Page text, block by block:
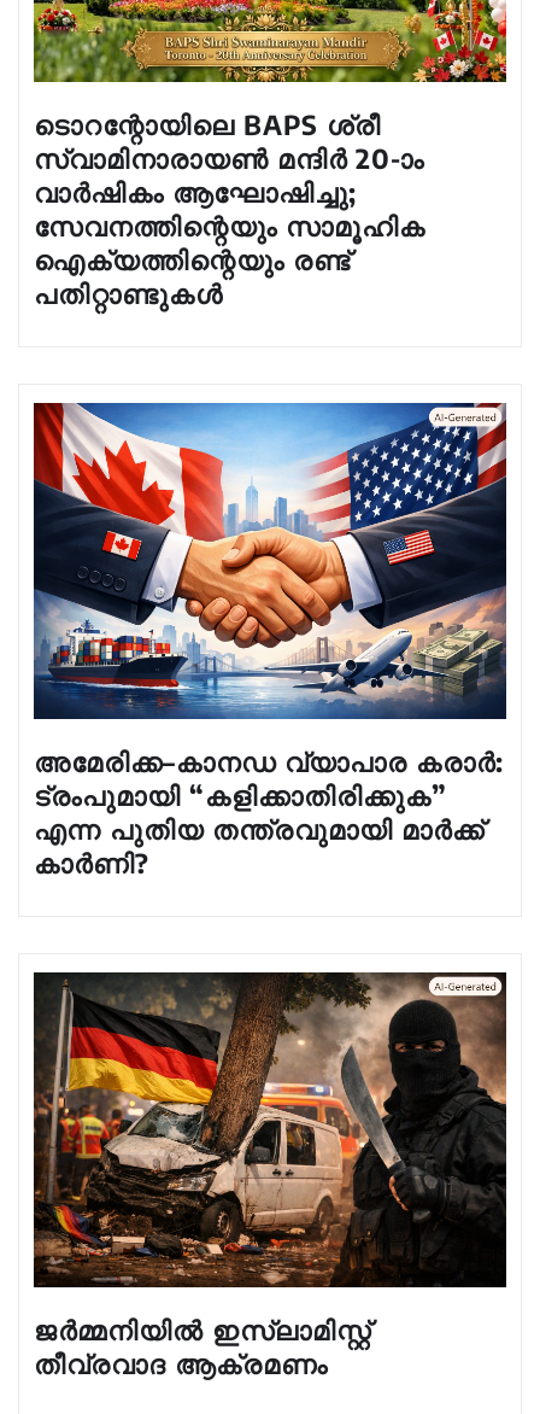
ടൊറന്റോയിലെ BAPS ശ്രീ
സ്വാമിനാരായൺ മന്ദിർ 20-ാം
വാർഷികം ആഘോഷിച്ചു;
സേവനത്തിന്റെയും സാമൂഹിക
ഐക്യത്തിന്റെയും രണ്ട്
പതിറ്റാണ്ടുകൾ
അമേരിക്ക–കാനഡ വ്യാപാര കരാർ:
ട്രംപുമായി “കളിക്കാതിരിക്കുക”
എന്ന പുതിയ തന്ത്രവുമായി മാർക്ക്
കാർണി?
ജർമ്മനിയിൽ ഇസ്ലാമിസ്റ്റ്
തീവ്രവാദ ആക്രമണം